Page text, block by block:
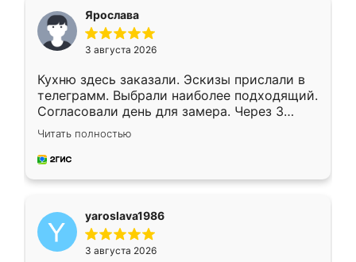
Ярослава
3 августа 2026
Кухню здесь заказали. Эскизы прислали в
телеграмм. Выбрали наиболее подходящий.
Согласовали день для замера. Через 3
недели кухня была уже готова. Остались
довольны работой. Спасибо Ренессанс
мебель за качественную работу!
Читать полностью
yaroslava1986
3 августа 2026